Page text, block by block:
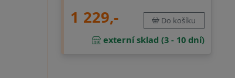
1 229,- Do košíku
externí sklad (3 - 10 dní)